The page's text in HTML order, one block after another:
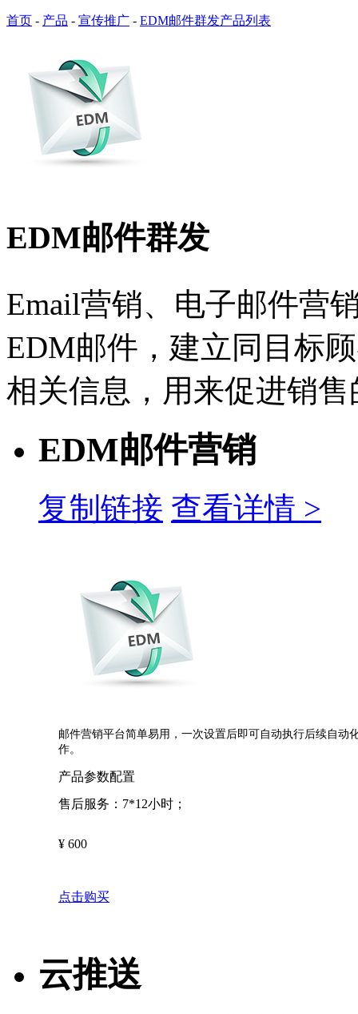
首页 - 产品 - 宣传推广 - EDM邮件群发产品列表
EDM邮件群发
Email营销、电子邮件营
EDM邮件，建立同目标
相关信息，用来促进销
EDM邮件营销
复制链接 查看详情 >
邮件营销平台简单易用，一次设置后即可自动执行后续自动
作。
产品参数配置
售后服务：7*12小时；
¥ 600
点击购买
云推送